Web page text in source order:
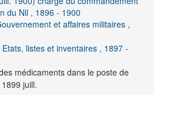
du Nil , 1896 - 1900
et affaires militaires ,
listes et inventaires , 1897 -
médicaments dans le poste de
juill.